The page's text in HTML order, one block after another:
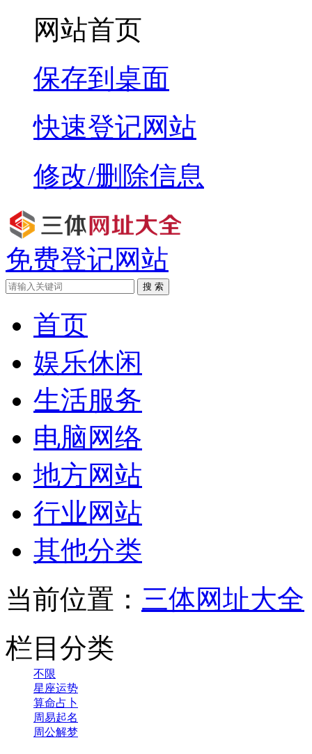
网站首页
保存到桌面
快速登记网站
修改/删除信息
免费登记网站
搜 索
首页
娱乐休闲
生活服务
电脑网络
地方网站
行业网站
其他分类
当前位置： 三体网址大全
栏目分类
不限
星座运势
算命占卜
周易起名
周公解梦